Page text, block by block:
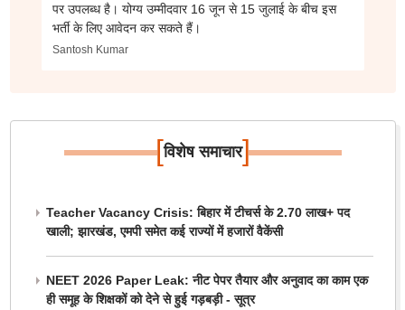
पर उपलब्ध है। योग्य उम्मीदवार 16 जून से 15 जुलाई के बीच इस
भर्ती के लिए आवेदन कर सकते हैं।
Santosh Kumar
[विशेष समाचार]
Teacher Vacancy Crisis: बिहार में टीचर्स के 2.70 लाख+ पद
खाली; झारखंड, एमपी समेत कई राज्यों में हजारों वैकेंसी
NEET 2026 Paper Leak: नीट पेपर तैयार और अनुवाद का काम एक
ही समूह के शिक्षकों को देने से हुई गड़बड़ी - सूत्र